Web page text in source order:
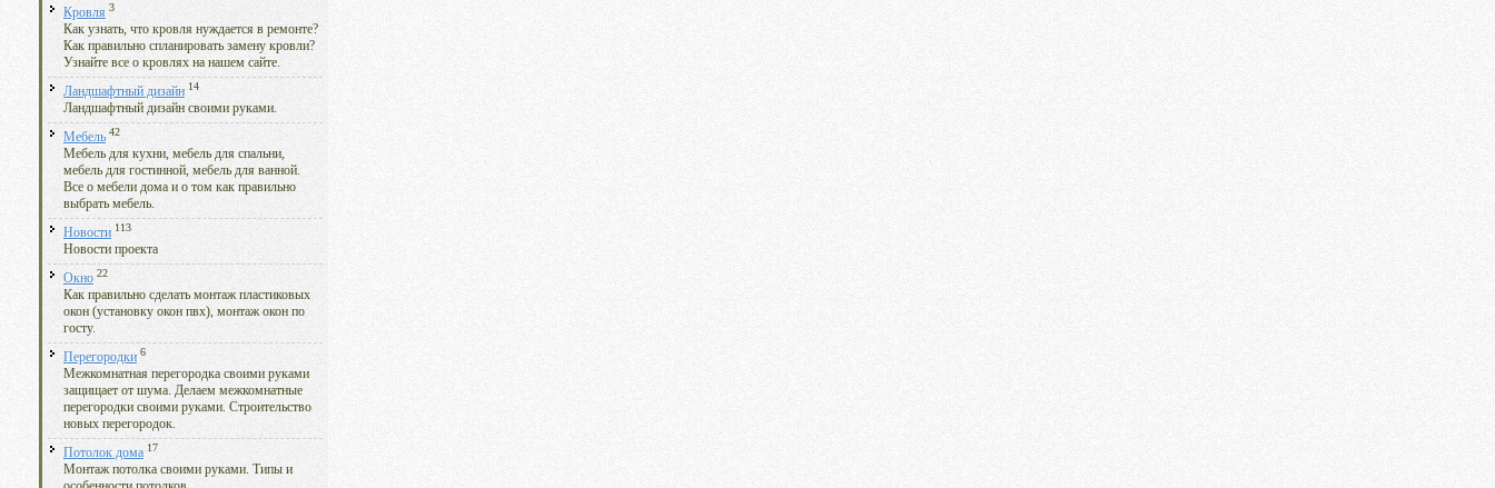
Кровля 3
Как узнать, что кровля нуждается в ремонте?
Как правильно спланировать замену кровли?
Узнайте все о кровлях на нашем сайте.
Ландшафтный дизайн 14
Ландшафтный дизайн своими руками.
Мебель 42
Мебель для кухни, мебель для спальни,
мебель для гостинной, мебель для ванной.
Все о мебели дома и о том как правильно
выбрать мебель.
Новости 113
Новости проекта
Окно 22
Как правильно сделать монтаж пластиковых
окон (установку окон пвх), монтаж окон по
госту.
Перегородки 6
Межкомнатная перегородка своими руками
защищает от шума. Делаем межкомнатные
перегородки своими руками. Строительство
новых перегородок.
Потолок дома 17
Монтаж потолка своими руками. Типы и